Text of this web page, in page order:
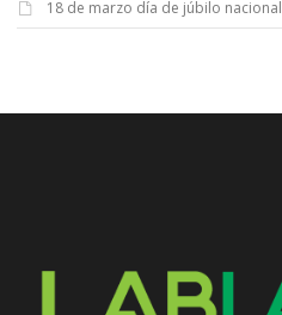
18 de marzo día de júbilo nacional